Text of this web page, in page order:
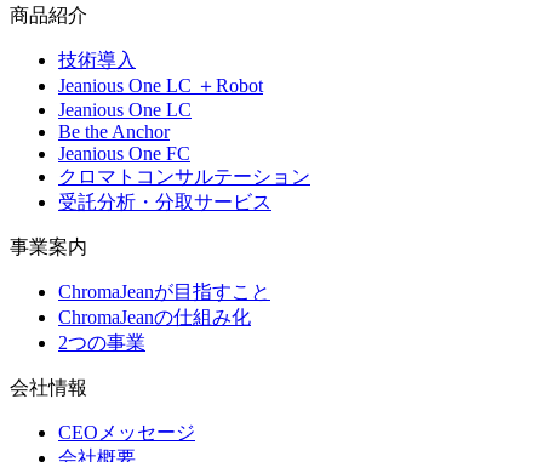
商品紹介
技術導入
Jeanious One LC ＋Robot
Jeanious One LC
Be the Anchor
Jeanious One FC
クロマトコンサルテーション
受託分析・分取サービス
事業案内
ChromaJeanが目指すこと
ChromaJeanの仕組み化
2つの事業
会社情報
CEOメッセージ
会社概要